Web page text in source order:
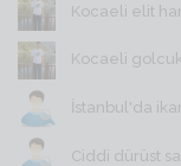
Kocaeli elit
Kocaeli golcuk
İstanbul'da
Ciddi dürüst